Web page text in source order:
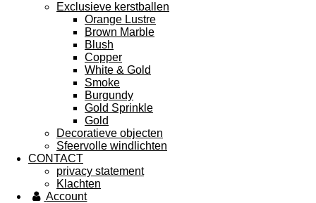
Exclusieve kerstballen
Orange Lustre
Brown Marble
Blush
Copper
White & Gold
Smoke
Burgundy
Gold Sprinkle
Gold
Decoratieve objecten
Sfeervolle windlichten
CONTACT
privacy statement
Klachten
Account